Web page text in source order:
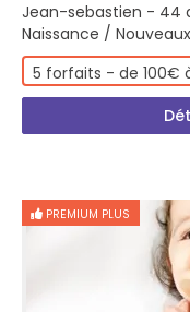
Jean-sebastien - 44
Naissance /
5 forfaits - de 100€
PREMIUM PLUS